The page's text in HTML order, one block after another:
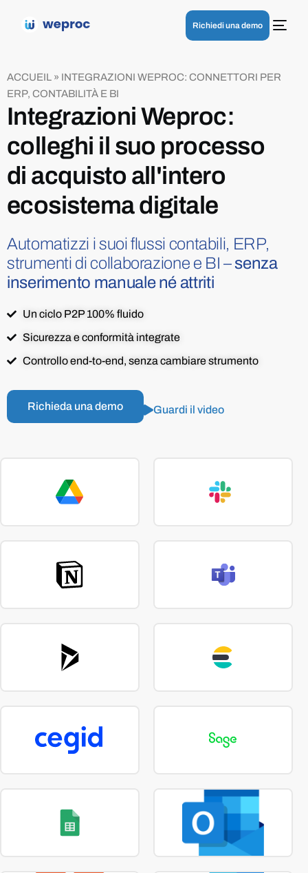
Richiedi una demo
ACCUEIL » INTEGRAZIONI WEPROC: CONNETTORI PER
ERP, CONTABILITÀ E BI
Integrazioni Weproc:
colleghi il suo processo
di acquisto all'intero
ecosistema digitale
Automatizzi i suoi flussi contabili, ERP,
strumenti di collaborazione e BI –senza
inserimento manuale né attriti
Un ciclo P2P 100% fluido
Sicurezza e conformità integrate
Controllo end-to-end, senza cambiare strumento
Richieda una demo Guardi il video